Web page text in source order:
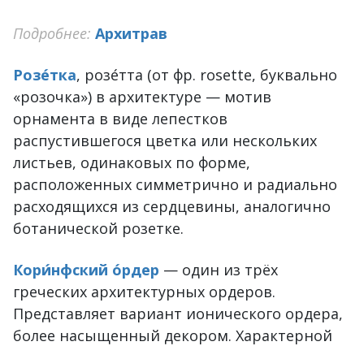
Подробнее: Архитрав
Розе́тка, розе́тта (от фр. rosette, буквально
«розочка») в архитектуре — мотив
орнамента в виде лепестков
распустившегося цветка или нескольких
листьев, одинаковых по форме,
расположенных симметрично и радиально
расходящихся из сердцевины, аналогично
ботанической розетке.
Кори́нфский о́рдер — один из трёх
греческих архитектурных ордеров.
Представляет вариант ионического ордера,
более насыщенный декором. Характерной